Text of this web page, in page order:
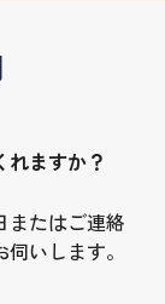
れますか？
またはご連絡
いします。